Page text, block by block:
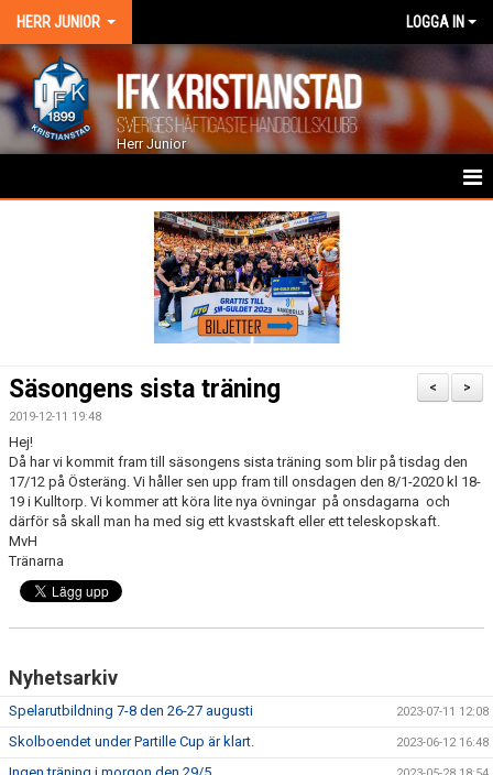
HERR JUNIOR LOGGA IN
Herr Junior
GÄSTBOK
BILDGALLERI
DOKUMENT
KONTAKT
MATCHER
>
<
Säsongens sista träning
2019-12-11 19:48
Hej!
Då har vi kommit fram till säsongens sista träning som blir på tisdag den
17/12 på Österäng. Vi håller sen upp fram till onsdagen den 8/1-2020 kl 18-
19 i Kulltorp. Vi kommer att köra lite nya övningar på onsdagarna och
därför så skall man ha med sig ett kvastskaft eller ett teleskopskaft.
MvH
Tränarna
Nyhetsarkiv
Spelarutbildning 7-8 den 26-27 augusti 2023-07-11 12:08
Skolboendet under Partille Cup är klart. 2023-06-12 16:48